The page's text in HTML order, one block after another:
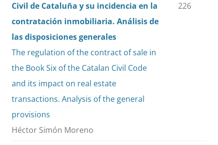
Civil de Cataluña y su incidencia en la
contratación inmobiliaria. Análisis de
las disposiciones generales
The regulation of the contract of sale in
the Book Six of the Catalan Civil Code
and its impact on real estate
transactions. Analysis of the general
provisions
Héctor Simón Moreno
226